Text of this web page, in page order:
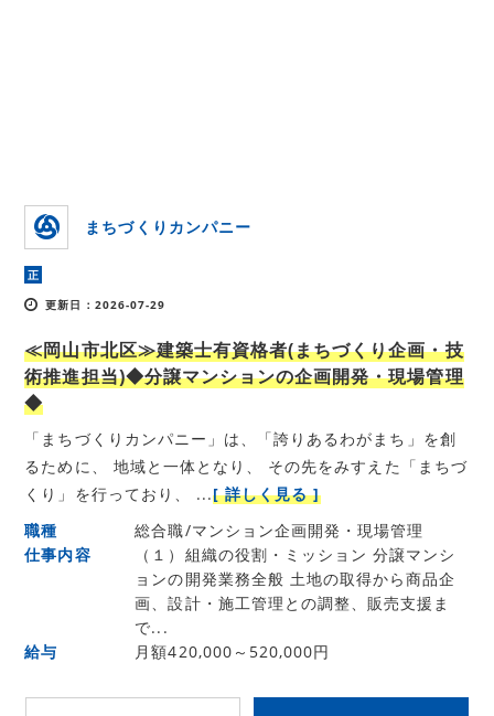
まちづくりカンパニー
正
更新日：2026-07-29
≪岡山市北区≫建築士有資格者(まちづくり企画・技
術推進担当)◆分譲マンションの企画開発・現場管理
◆
「まちづくりカンパニー」は、「誇りあるわがまち」を創
るために、 地域と一体となり、 その先をみすえた「まちづ
くり」を行っており、 ...[ 詳しく見る ]
職種
総合職/マンション企画開発・現場管理
仕事内容
（１）組織の役割・ミッション 分譲マンシ
ョンの開発業務全般 土地の取得から商品企
画、設計・施工管理との調整、販売支援ま
で...
給与
月額420,000～520,000円